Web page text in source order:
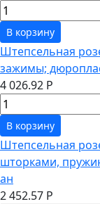
В корзину
Штепсельная
зажимы;
4 026.92 Р
В корзину
Штепсельная
шторками,
ан
2 452.57 Р